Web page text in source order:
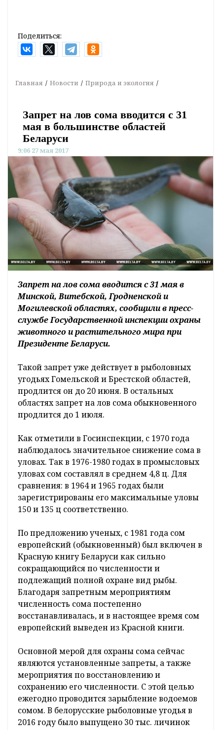
Поделиться:
Главная Новости Природа и экология
Запрет на лов сома вводится с 31
мая в большинстве областей
Беларуси
9:06 27 мая 2017
Запрет на лов сома вводится с 31 мая в
Минской, Витебской, Гродненской и
Могилевской областях, сообщили в пресс-
службе Государственной инспекции охраны
животного и растительного мира при
Президенте Беларуси.
Такой запрет уже действует в рыболовных
угодьях Гомельской и Брестской областей,
продлится он до 20 июня. В остальных
областях запрет на лов сома обыкновенного
продлится до 1 июля.
Как отметили в Госинспекции, с 1970 года
наблюдалось значительное снижение сома в
уловах. Так в 1976-1980 годах в промысловых
уловах сом составлял в среднем 4,8 ц. Для
сравнения: в 1964 и 1965 годах были
зарегистрированы его максимальные уловы
150 и 135 ц соответственно.
По предложению ученых, с 1981 года сом
европейский (обыкновенный) был включен в
Красную книгу Беларуси как сильно
сокращающийся по численности и
подлежащий полной охране вид рыбы.
Благодаря запретным мероприятиям
численность сома постепенно
восстанавливалась, и в настоящее время сом
европейский выведен из Красной книги.
Основной мерой для охраны сома сейчас
являются установленные запреты, а также
мероприятия по восстановлению и
сохранению его численности. С этой целью
ежегодно проводится зарыбление водоемов
сомом. В белорусские рыболовные угодья в
2016 году было выпущено 30 тыс. личинок